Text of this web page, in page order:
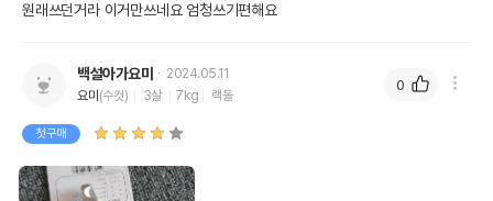
품명 및 모델명 리케이 발톱깎이 블랙
받았음을 확인할수 있는
제조국 또는 원산지
원래쓰던거라 이거만쓰네요 엄청쓰기편해요
백설아가요미
2024.05.11
요미 (수컷) 3살 7kg 랙돌
첫구매
0